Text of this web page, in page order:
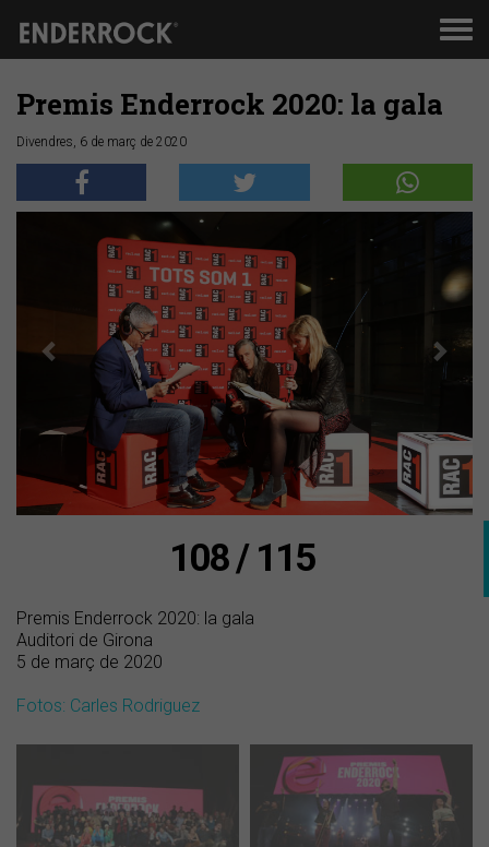
Premis Enderrock 2020: la gala
Divendres, 6 de març de 2020
Anterior
108 / 115
Premis Enderrock 2020: la gala
Auditori de Girona
5 de març de 2020
Fotos: Carles Rodriguez